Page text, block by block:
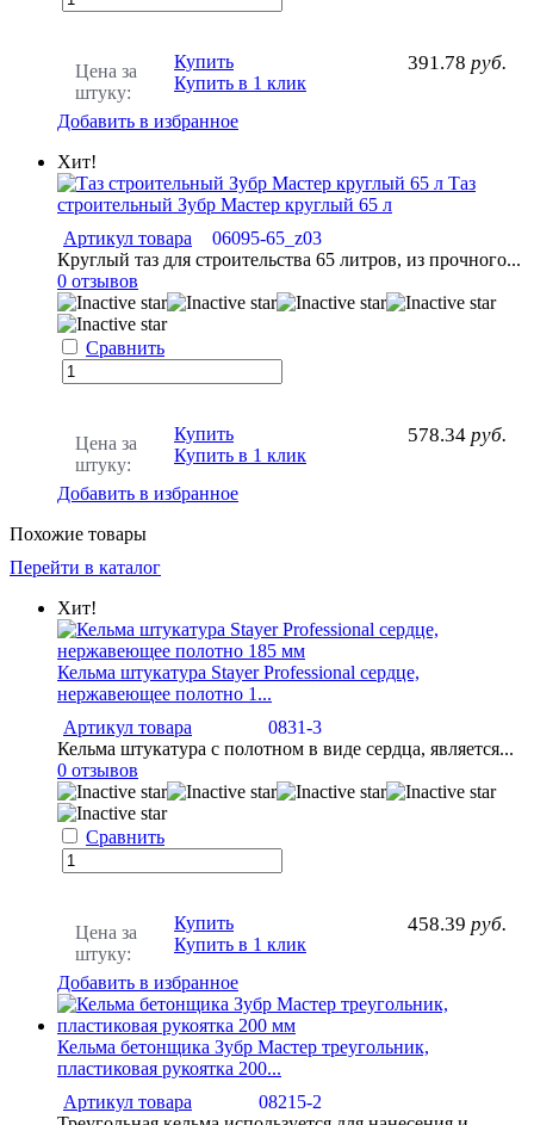
Цена за
штуку:
391.78 руб.
Купить
Купить в 1 клик
Добавить в избранное
Хит!
Таз
строительный Зубр Мастер круглый 65 л
Артикул товара
06095-65_z03
Круглый таз для строительства 65 литров, из прочного...
0 отзывов
Сравнить
Цена за
штуку:
578.34 руб.
Купить
Купить в 1 клик
Добавить в избранное
Похожие товары
Перейти в каталог
Хит!
Кельма штукатура Stayer Professional сердце,
нержавеющее полотно 1...
Артикул товара
0831-3
Кельма штукатура с полотном в виде сердца, является...
0 отзывов
Сравнить
Цена за
штуку:
458.39 руб.
Купить
Купить в 1 клик
Добавить в избранное
Кельма бетонщика Зубр Мастер треугольник,
пластиковая рукоятка 200...
Артикул товара
08215-2